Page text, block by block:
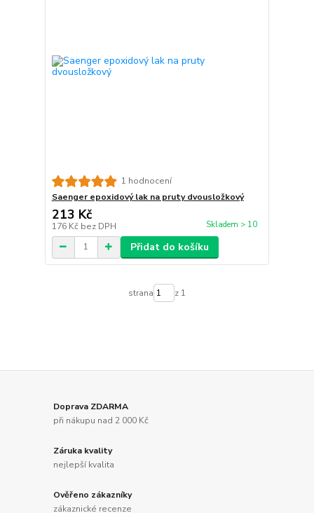
1 hodnocení
Saenger epoxidový lak na pruty dvousložkový
213 Kč
176 Kč bez DPH Skladem > 10
Přidat do košíku
strana z 1
Doprava ZDARMA
při nákupu nad 2 000 Kč
Záruka kvality
nejlepší kvalita
Ověřeno zákazníky
zákaznické recenze